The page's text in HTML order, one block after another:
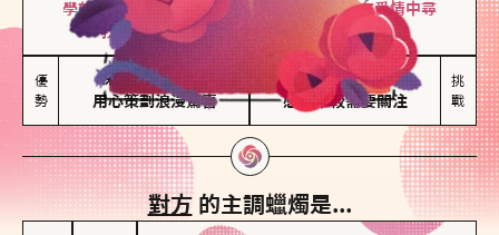
學效應，認為每次相遇都是命中註定。傾向在愛情中尋
找火花，經常表達對另一半的愛意和讚美。
優
勢
保持戀愛新鮮感
用心策劃浪漫驚喜
情緒起伏較大
感情中較需要關注
挑
戰
對方的主調蠟燭是...